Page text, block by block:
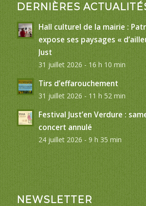
DERNIÈRES
Hall culturel de la mairie :
expose ses paysages «
Just
31 juillet 2026 - 16 h 10 min
Tirs d’effarouchement
31 juillet 2026 - 11 h 52 min
Festival Just’en Verdure :
concert annulé
24 juillet 2026 - 9 h 35 min
NEWSLETTER